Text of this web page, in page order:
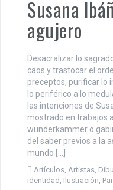
Susana
agujero
Desacralizar lo
caos y trastocar el
preceptos, purificar lo
lo periférico a lo
las intenciones de
mostrado en trabajos
wunderkammer o
del saber previos a la
mundo […]
Artículos, Artistas,
identidad , Ilustración,